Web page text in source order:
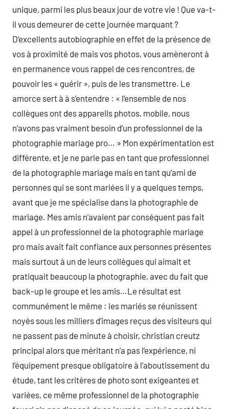
unique, parmi les plus beaux jour de votre vie ! Que va-t-
il vous demeurer de cette journée marquant ?
D’excellents autobiographie en effet de la présence de
vos à proximité de mais vos photos, vous amèneront à
en permanence vous rappel de ces rencontres, de
pouvoir les « guérir », puis de les transmettre. Le
amorce sert à à s’entendre : « l’ensemble de nos
collègues ont des appareils photos, mobile, nous
n’avons pas vraiment besoin d’un professionnel de la
photographie mariage pro… » Mon expérimentation est
différente, et je ne parle pas en tant que professionnel
de la photographie mariage mais en tant qu’ami de
personnes qui se sont mariées il y a quelques temps,
avant que je me spécialise dans la photographie de
mariage. Mes amis n’avaient par conséquent pas fait
appel à un professionnel de la photographie mariage
pro mais avait fait confiance aux personnes présentes
mais surtout à un de leurs collègues qui aimait et
pratiquait beaucoup la photographie, avec du fait que
back-up le groupe et les amis…Le résultat est
communément le même : les mariés se réunissent
noyés sous les milliers d’images reçus des visiteurs qui
ne passent pas de minute à choisir, christian creutz
principal alors que méritant n’a pas l’expérience, ni
l’équipement presque obligatoire à l’aboutissement du
étude, tant les critères de photo sont exigeantes et
variées, ce même professionnel de la photographie